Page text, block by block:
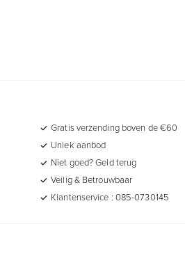
Gratis verzending boven de €60
Uniek aanbod
Niet goed? Geld terug
Veilig & Betrouwbaar
Klantenservice : 085-0730145